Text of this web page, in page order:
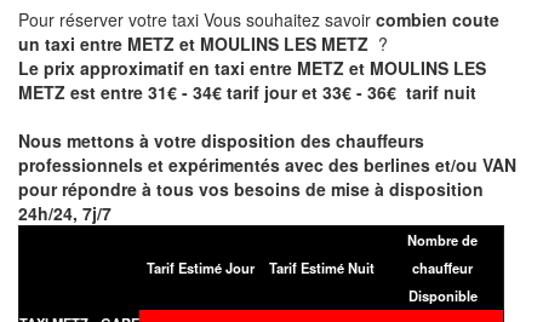
Pour réserver votre taxi Vous souhaitez savoir combien coute
un taxi entre METZ et MOULINS LES METZ ?
Le prix approximatif en taxi entre METZ et MOULINS LES
METZ est entre 31€ - 34€ tarif jour et 33€ - 36€ tarif nuit
Nous mettons à votre disposition des chauffeurs
professionnels et expérimentés avec des berlines et/ou VAN
pour répondre à tous vos besoins de mise à disposition
24h/24, 7j/7
Tarif Estimé Jour Tarif Estimé Nuit
Nombre de
chauffeur
Disponible